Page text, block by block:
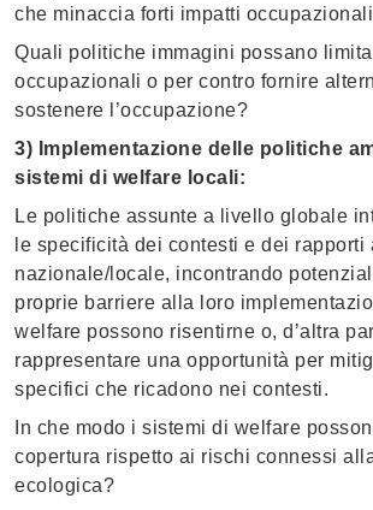
che minaccia forti impatti
Quali politiche immagini possano
occupazionali o per contro fornire
sostenere l’occupazione?
3) Implementazione delle politiche
sistemi di welfare locali:
Le politiche assunte a livello globale
le specificità dei contesti e dei rapporti
nazionale/locale, incontrando
proprie barriere alla loro
welfare possono risentirne o, d’altra
rappresentare una opportunità per
specifici che ricadono nei contesti.
In che modo i sistemi di welfare
copertura rispetto ai rischi connessi
ecologica?